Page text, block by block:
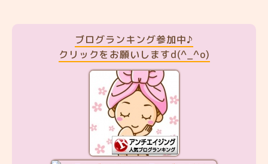
ブログランキング参加中♪
クリックをお願いしますd(^_^o)